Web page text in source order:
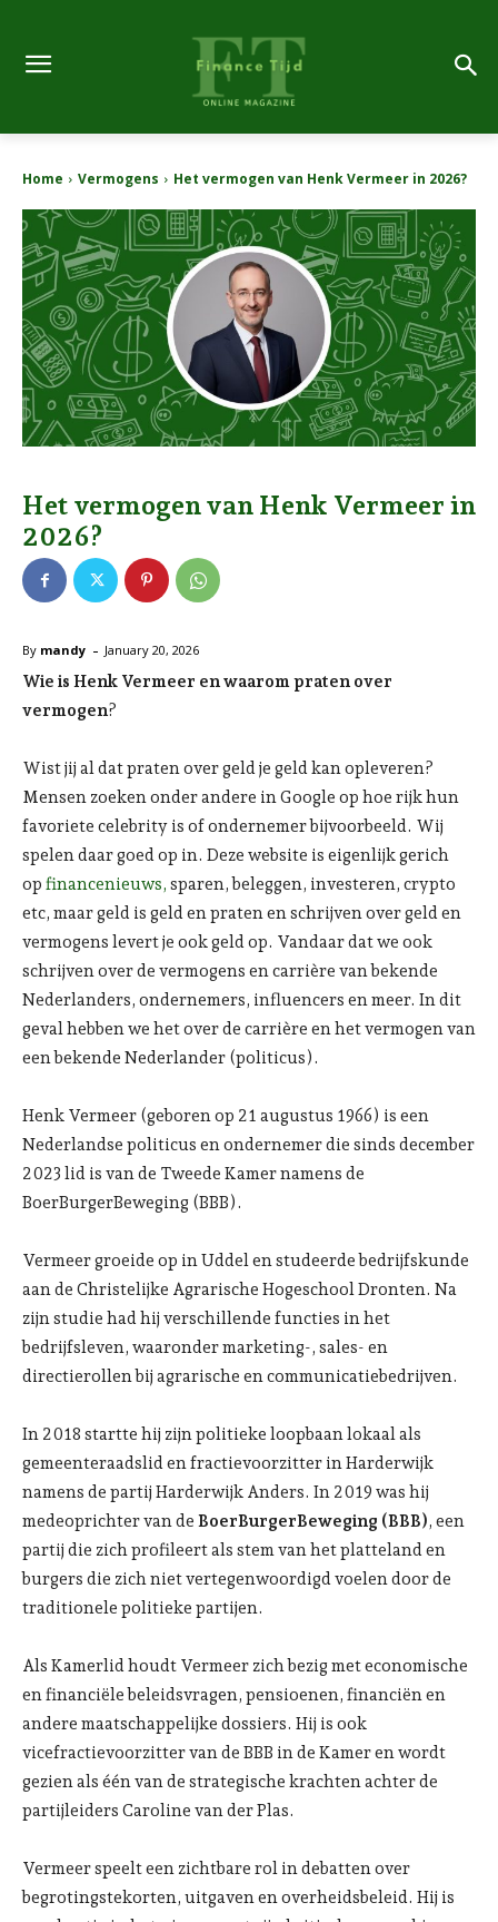
Home Vermogens Het vermogen van Henk Vermeer in 2026?
Het vermogen van Henk Vermeer in
2026?
By mandy - January 20, 2026
Wie is Henk Vermeer en waarom praten over
vermogen?
Wist jij al dat praten over geld je geld kan opleveren?
Mensen zoeken onder andere in Google op hoe rijk hun
favoriete celebrity is of ondernemer bijvoorbeeld. Wij
spelen daar goed op in. Deze website is eigenlijk gerich
op financenieuws, sparen, beleggen, investeren, crypto
etc, maar geld is geld en praten en schrijven over geld en
vermogens levert je ook geld op. Vandaar dat we ook
schrijven over de vermogens en carrière van bekende
Nederlanders, ondernemers, influencers en meer. In dit
geval hebben we het over de carrière en het vermogen van
een bekende Nederlander (politicus).
Henk Vermeer (geboren op 21 augustus 1966) is een
Nederlandse politicus en ondernemer die sinds december
2023 lid is van de Tweede Kamer namens de
BoerBurgerBeweging (BBB).
Vermeer groeide op in Uddel en studeerde bedrijfskunde
aan de Christelijke Agrarische Hogeschool Dronten. Na
zijn studie had hij verschillende functies in het
bedrijfsleven, waaronder marketing-, sales- en
directierollen bij agrarische en communicatiebedrijven.
In 2018 startte hij zijn politieke loopbaan lokaal als
gemeenteraadslid en fractievoorzitter in Harderwijk
namens de partij Harderwijk Anders. In 2019 was hij
medeoprichter van de BoerBurgerBeweging (BBB), een
partij die zich profileert als stem van het platteland en
burgers die zich niet vertegenwoordigd voelen door de
traditionele politieke partijen.
Als Kamerlid houdt Vermeer zich bezig met economische
en financiële beleidsvragen, pensioenen, financiën en
andere maatschappelijke dossiers. Hij is ook
vicefractievoorzitter van de BBB in de Kamer en wordt
gezien als één van de strategische krachten achter de
partijleiders Caroline van der Plas.
Vermeer speelt een zichtbare rol in debatten over
begrotingstekorten, uitgaven en overheidsbeleid. Hij is